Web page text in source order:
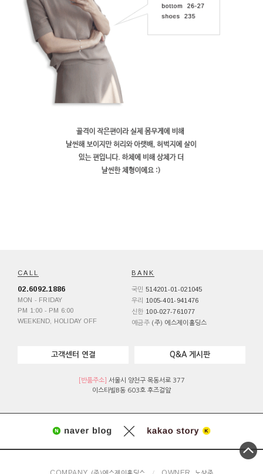
CALL
02.6092.1886
MON - FRIDAY
PM 1:00 - PM 6:00
WEEKEND, HOLIDAY OFF
BANK
국민 514201-01-021045
우리 1005-401-941476
신한 100-027-761077
예금주 (주) 에스제이홀딩스
고객센터 연결 Q&A 게시판
[반품주소]
서울시 양천구 목동서로 377
이스타빌B동 603호 후즈걸앞